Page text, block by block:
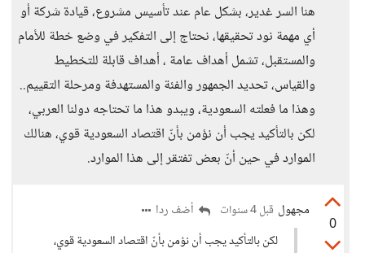
هنا السر غدير، بشكل عام عند تأسيس مشروع، قيادة شركة أو
أي مهمة نود تحقيقها، نحتاج إلى التفكير في وضع خطة للأمام
والمستقبل، تشمل أهداف عامة ، أهداف قابلة للتخطيط
والقياس، تحديد الجمهور والفئة والمستهدفة ومرحلة التقييم..
وهذا ما فعلته السعودية، ويبدو هذا ما تحتاجه دولنا العربي،
لكن بالتأكيد يجب أن نؤمن بأنّ اقتصاد السعودية قوي، هنالك
الموارد في حين أنّ بعض تفتقر إلى هذا الموارد.
0
مجهول قبل 4 سنوات
أضف ردا
لكن بالتأكيد يجب أن نؤمن بأنّ اقتصاد السعودية قوي،